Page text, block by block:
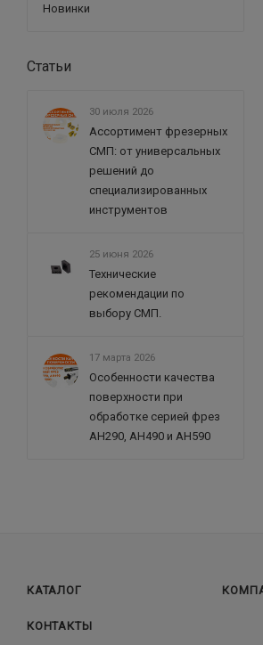
Новинки
Статьи
30 июля 2026
Ассортимент фрезерных
СМП: от универсальных
решений до
специализированных
инструментов
25 июня 2026
Технические
рекомендации по
выбору СМП.
17 марта 2026
Особенности качества
поверхности при
обработке серией фрез
AH290, AH490 и AH590
КАТАЛОГ
КОНТАКТЫ